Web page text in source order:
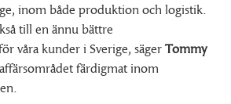
inom både produktion och logistik.
till en ännu bättre
våra kunder i Sverige, sägerTommy
färdigmat inom